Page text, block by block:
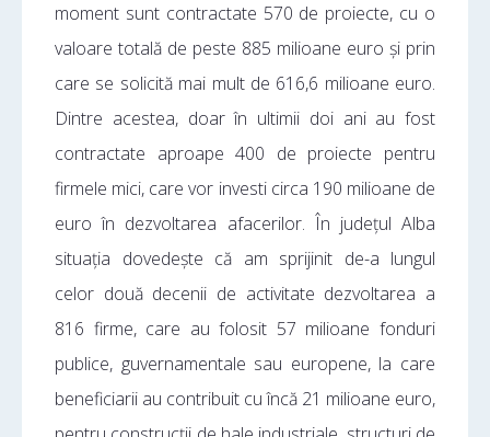
moment sunt contractate 570 de proiecte, cu o
valoare totală de peste 885 milioane euro și prin
care se solicită mai mult de 616,6 milioane euro.
Dintre acestea, doar în ultimii doi ani au fost
contractate aproape 400 de proiecte pentru
firmele mici, care vor investi circa 190 milioane de
euro în dezvoltarea afacerilor. În județul Alba
situația dovedește că am sprijinit de-a lungul
celor două decenii de activitate dezvoltarea a
816 firme, care au folosit 57 milioane fonduri
publice, guvernamentale sau europene, la care
beneficiarii au contribuit cu încă 21 milioane euro,